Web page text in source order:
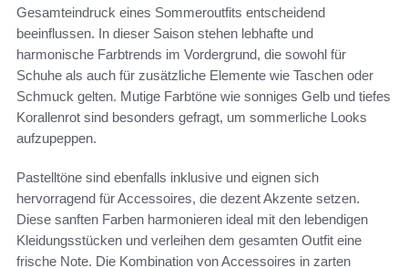
Gesamteindruck eines Sommeroutfits entscheidend
beeinflussen. In dieser Saison stehen lebhafte und
harmonische Farbtrends im Vordergrund, die sowohl für
Schuhe als auch für zusätzliche Elemente wie Taschen oder
Schmuck gelten. Mutige Farbtöne wie sonniges Gelb und tiefes
Korallenrot sind besonders gefragt, um sommerliche Looks
aufzupeppen.
Pastelltöne sind ebenfalls inklusive und eignen sich
hervorragend für Accessoires, die dezent Akzente setzen.
Diese sanften Farben harmonieren ideal mit den lebendigen
Kleidungsstücken und verleihen dem gesamten Outfit eine
frische Note. Die Kombination von Accessoires in zarten